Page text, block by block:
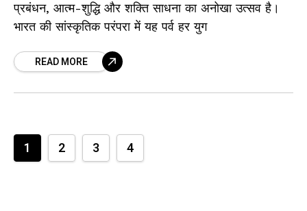
प्रबंधन, आत्म-शुद्धि और शक्ति साधना का अनोखा उत्सव है।
भारत की सांस्कृतिक परंपरा में यह पर्व हर युग
READ MORE
1 2 3 4